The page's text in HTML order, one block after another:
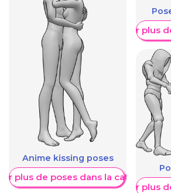
Anime kissing poses
plus de poses dans la catégorie
Afficher plus
Afficher plus